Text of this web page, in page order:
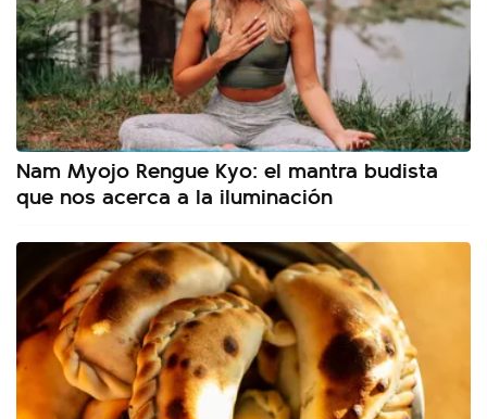
Nam Myojo Rengue Kyo: el mantra budista
que nos acerca a la iluminación